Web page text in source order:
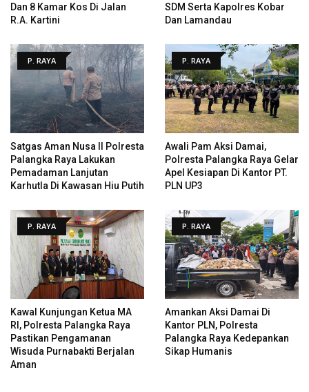
Dan 8 Kamar Kos Di Jalan
R.A. Kartini
SDM Serta Kapolres Kobar
Dan Lamandau
P. RAYA
Satgas Aman Nusa II Polresta
Palangka Raya Lakukan
Pemadaman Lanjutan
Karhutla Di Kawasan Hiu Putih
P. RAYA
Awali Pam Aksi Damai,
Polresta Palangka Raya Gelar
Apel Kesiapan Di Kantor PT.
PLN UP3
P. RAYA
Kawal Kunjungan Ketua MA
RI, Polresta Palangka Raya
Pastikan Pengamanan
Wisuda Purnabakti Berjalan
Aman
P. RAYA
Amankan Aksi Damai Di
Kantor PLN, Polresta
Palangka Raya Kedepankan
Sikap Humanis